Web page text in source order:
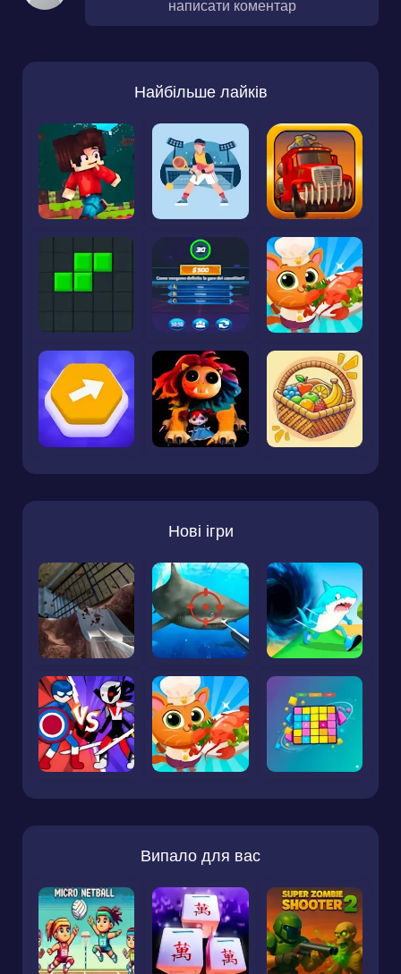
написати коментар
Найбільше лайків
Нові ігри
Випало для вас